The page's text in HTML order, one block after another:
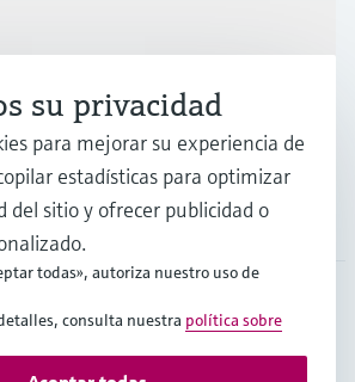
su privacidad
para mejorar su experiencia de
estadísticas para optimizar
del sitio y ofrecer publicidad o
todas», autoriza nuestro uso de
consulta nuestra política sobre